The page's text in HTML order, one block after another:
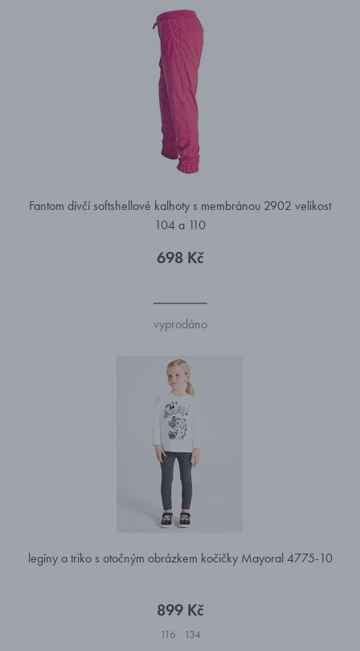
Fantom dívčí softshellové kalhoty s membránou 2902 velikost
104 a 110
698 Kč
vyprodáno
legíny a triko s otočným obrázkem kočičky Mayoral 4775-10
899 Kč
116 134